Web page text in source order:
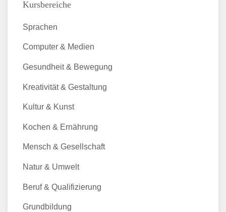
Kursbereiche
Sprachen
Computer & Medien
Gesundheit & Bewegung
Kreativität & Gestaltung
Kultur & Kunst
Kochen & Ernährung
Mensch & Gesellschaft
Natur & Umwelt
Beruf & Qualifizierung
Grundbildung